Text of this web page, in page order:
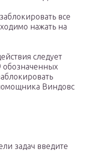
все
нажать на
следует
обозначенных
Виндовс
задач введите